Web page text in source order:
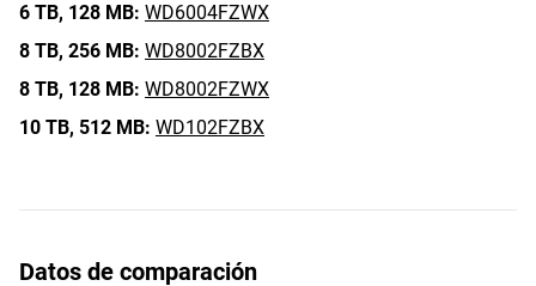
6 TB, 128 MB: WD6004FZWX
8 TB, 256 MB: WD8002FZBX
8 TB, 128 MB: WD8002FZWX
10 TB, 512 MB: WD102FZBX
Datos de comparación